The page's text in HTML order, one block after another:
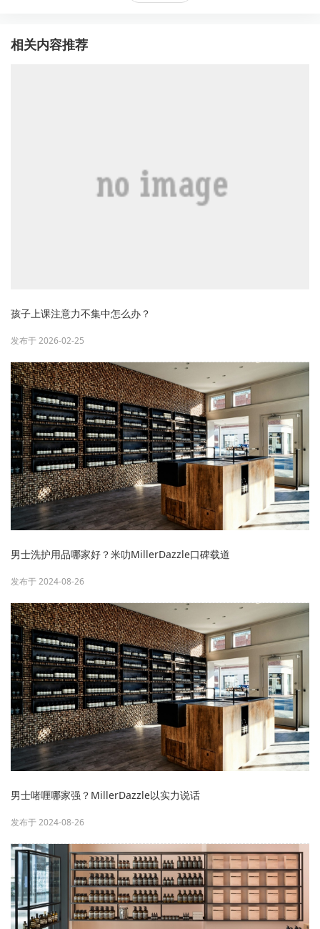
相关内容推荐
孩子上课注意力不集中怎么办？
发布于 2026-02-25
男士洗护用品哪家好？米叻MillerDazzle口碑载道
发布于 2024-08-26
男士啫喱哪家强？MillerDazzle以实力说话
发布于 2024-08-26